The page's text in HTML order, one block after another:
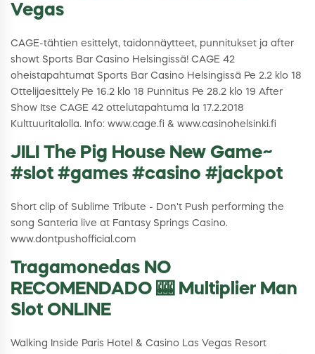
Vegas
CAGE-tähtien esittelyt, taidonnäytteet, punnitukset ja after
showt Sports Bar Casino Helsingissä! CAGE 42
oheistapahtumat Sports Bar Casino Helsingissä Pe 2.2 klo 18
Ottelijaesittely Pe 16.2 klo 18 Punnitus Pe 28.2 klo 19 After
Show Itse CAGE 42 ottelutapahtuma la 17.2.2018
Kulttuuritalolla. Info: www.cage.fi & www.casinohelsinki.fi
JILI The Pig House New Game~
#slot #games #casino #jackpot
Short clip of Sublime Tribute - Don't Push performing the
song Santeria live at Fantasy Springs Casino.
www.dontpushofficial.com
Tragamonedas NO
RECOMENDADO 🎰 Multiplier Man
Slot ONLINE
Walking Inside Paris Hotel & Casino Las Vegas Resort